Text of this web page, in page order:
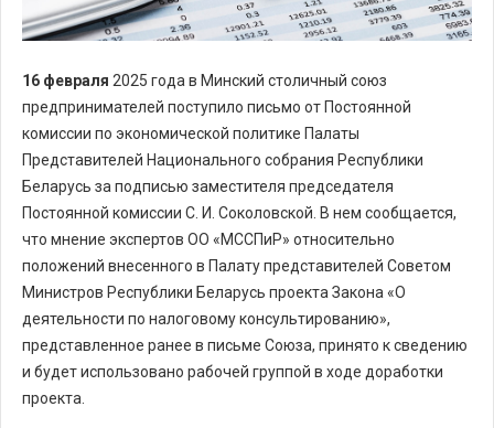
16 февраля 2025 года в Минский столичный союз
предпринимателей поступило письмо от Постоянной
комиссии по экономической политике Палаты
Представителей Национального собрания Республики
Беларусь за подписью заместителя председателя
Постоянной комиссии С. И. Соколовской. В нем сообщается,
что мнение экспертов ОО «МССПиР» относительно
положений внесенного в Палату представителей Советом
Министров Республики Беларусь проекта Закона «О
деятельности по налоговому консультированию»,
представленное ранее в письме Союза, принято к сведению
и будет использовано рабочей группой в ходе доработки
проекта.